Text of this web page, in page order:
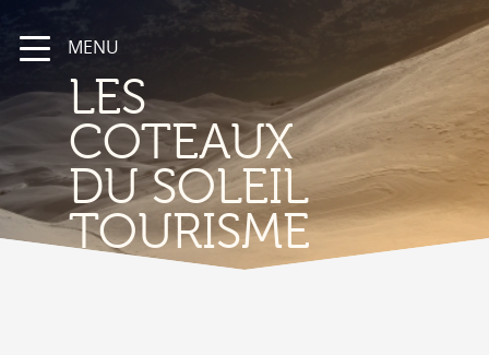
MENU
LES
COTEAUX
DU SOLEIL
TOURISME